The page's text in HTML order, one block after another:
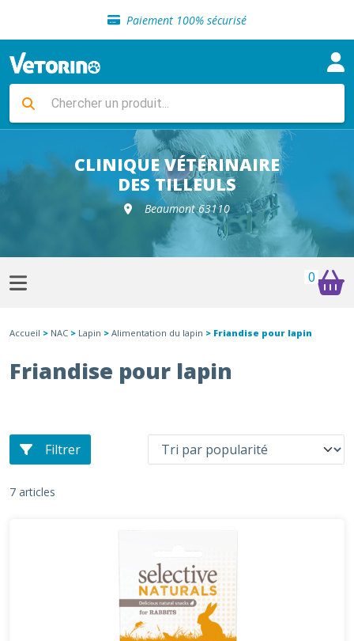
Paiement 100% sécurisé
Livraison gratuite en clinique vétérinaire
Sélection de croquettes vétérinaire
Livraison gratuite en clinique vétérinaire
Retour gratuit en clinique
Sélection de croquettes vétérinaire
CLINIQUE VÉTÉRINAIRE
DES TILLEULS
Beaumont 63110
0
Accueil > NAC > Lapin > Alimentation du lapin > Friandise pour lapin
Friandise pour lapin
Filtrer
7 articles